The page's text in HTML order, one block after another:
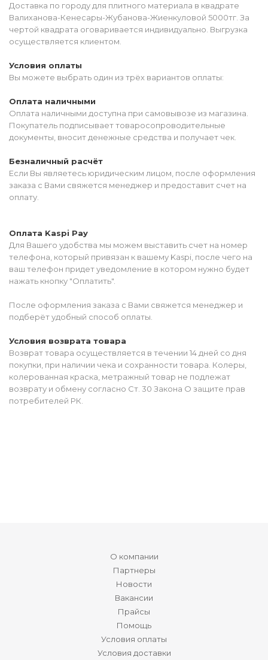
Доставка по городу для плитного материала в квадрате
Валиханова-Кенесары-Жубанова-Жиенкуловой 5000тг. За
чертой квадрата оговаривается индивидуально. Выгрузка
осуществляется клиентом.
Условия оплаты
Вы можете выбрать один из трёх вариантов оплаты:
Оплата наличными
Оплата наличными доступна при самовывозе из магазина.
Покупатель подписывает товаросопроводительные
документы, вносит денежные средства и получает чек.
Безналичный расчёт
Если Вы являетесь юридическим лицом, после оформления
заказа с Вами свяжется менеджер и предоставит счет на
оплату.
Оплата Kaspi Pay
Для Вашего удобства мы можем выставить счет на номер
телефона, который привязан к вашему Kaspi, после чего на
ваш телефон придет уведомление в котором нужно будет
нажать кнопку "Оплатить".
После оформления заказа с Вами свяжется менеджер и
подберёт удобный способ оплаты.
Условия возврата товара
Возврат товара осуществляется в течении 14 дней со дня
покупки, при наличии чека и сохранности товара. Колеры,
колерованная краска, метражный товар не подлежат
возврату и обмену согласно Ст. 30 Закона О защите прав
потребителей РК.
О компании
Партнеры
Новости
Вакансии
Прайсы
Помощь
Условия оплаты
Условия доставки